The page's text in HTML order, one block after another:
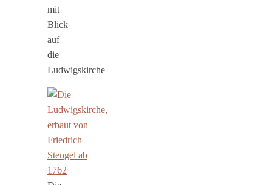
mit
Blick
auf
die
Ludwigskirche